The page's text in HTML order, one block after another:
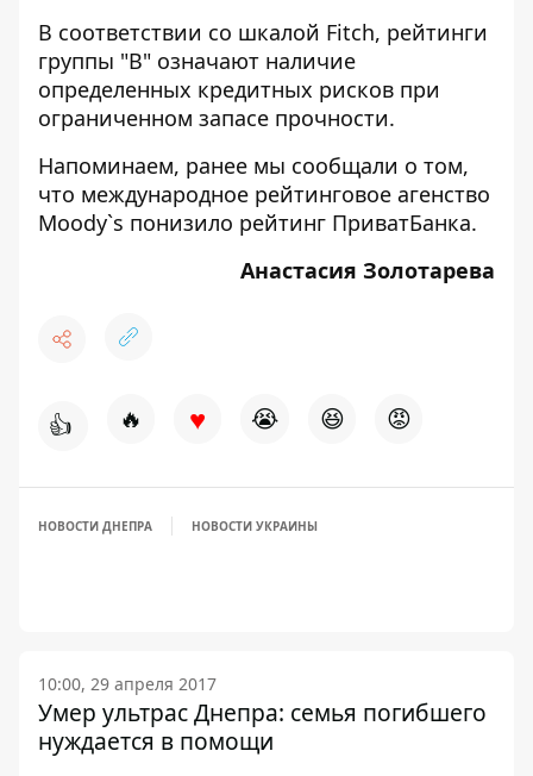
В соответствии со шкалой Fitch, рейтинги
группы "В" означают наличие
определенных кредитных рисков при
ограниченном запасе прочности.
Напоминаем, ранее мы сообщали о том,
что международное рейтинговое агенство
Moody`s понизило рейтинг ПриватБанка.
Анастасия Золотарева
👍 🔥 ♥ 😭 😆 😡
НОВОСТИ ДНЕПРА НОВОСТИ УКРАИНЫ
10:00, 29 апреля 2017
Умер ультрас Днепра: семья погибшего
нуждается в помощи